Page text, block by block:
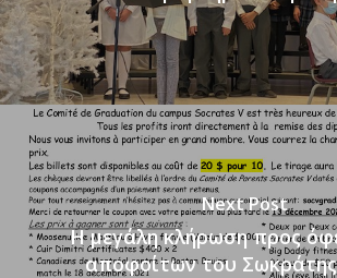
Next Post
Η μεγάλη κλήρωση προς
αποφοίτων του Σωκράτης